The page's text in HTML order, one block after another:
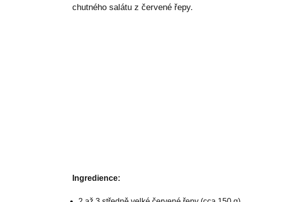
chutného salátu z červené řepy.
Ingredience: